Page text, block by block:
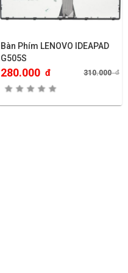
Bàn Phím LENOVO IDEAPAD
G505S
280.000 đ 310.000đ